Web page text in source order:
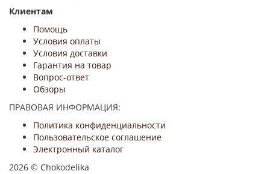
Клиентам
Помощь
Условия оплаты
Условия доставки
Гарантия на товар
Вопрос-ответ
Обзоры
ПРАВОВАЯ ИНФОРМАЦИЯ:
Политика конфиденциальности
Пользовательское соглашение
Электронный каталог
2026 © Chokodelika